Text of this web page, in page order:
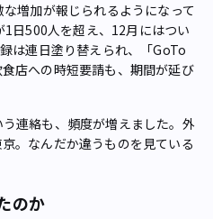
増加が報じられるようになって
日500人を超え、12月にはつい
は連日塗り替えられ、「GoTo
店への時短要請も、期間が延び
連絡も、頻度が増えました。外
。なんだか違うものを見ている
のか